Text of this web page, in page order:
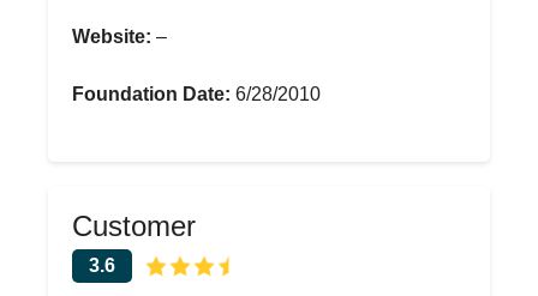
Website: –
Foundation Date: 6/28/2010
Customer
3.6